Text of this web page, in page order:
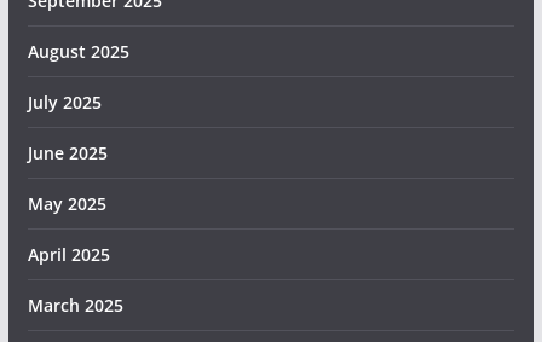
August 2025
July 2025
June 2025
May 2025
April 2025
March 2025